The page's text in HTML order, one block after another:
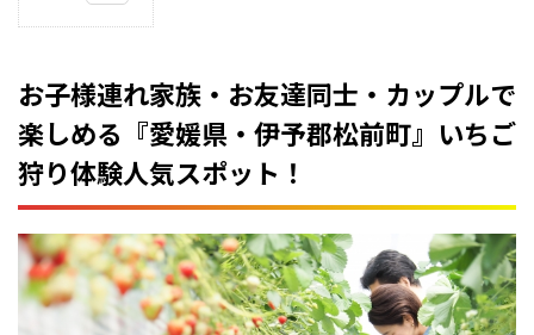
れ家
族・
お友
達同
士・
カッ
プル
で楽
しめ
る
『愛
お子様連れ家族・お友達同士・カップルで
楽しめる『愛媛県・伊予郡松前町』いちご
狩り体験人気スポット！